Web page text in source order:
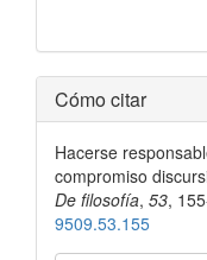
Detalles
del
artículo
Cómo citar
Hacerse
compromiso
De filosofía, 53,
9509.53.155